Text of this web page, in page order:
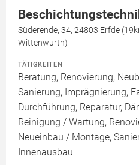
Süderende, 34, 24803 Erfde
Wittenwurth)
TÄTIGKEITEN
Beratung, Renovierung,
Sanierung, Imprägnierung,
Durchführung, Reparatur,
Reinigung / Wartung,
Neueinbau / Montage,
Innenausbau